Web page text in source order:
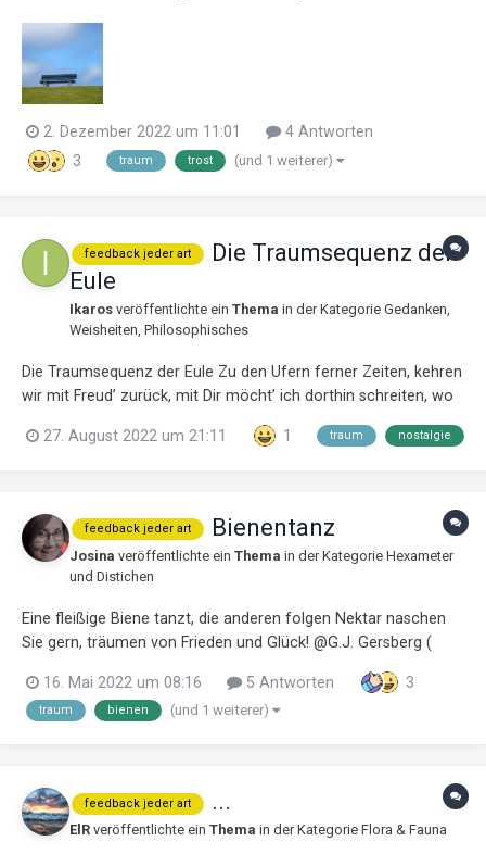
am Horizont wer hat sich den Schwung meiner Schritte
geborgt?
2. Dezember 2022 um 11:01
4 Antworten
3
traum trost (und 1 weiterer)
feedback jeder art
Die Traumsequenz der
Eule
Ikaros veröffentlichte ein Thema in der Kategorie Gedanken,
Weisheiten, Philosophisches
Die Traumsequenz der Eule Zu den Ufern ferner Zeiten, kehren
wir mit Freud’ zurück, mit Dir möcht’ ich dorthin schreiten, wo
Sternenzeit, die Suche nach Geborgenheit, das Vergehen und
27. August 2022 um 21:11 1 traum nostalgie
feedback jeder art Bienentanz
Josina veröffentlichte ein Thema in der Kategorie Hexameter
und Distichen
Eine fleißige Biene tanzt, die anderen folgen Nektar naschen
Sie gern, träumen von Frieden und Glück! @G.J. Gersberg (
wissenschaftlich erwiesen, dass sie auch wie wir Menschen
schlafen, träumen. Mit ihrem Tanz...
16. Mai 2022 um 08:16 5 Antworten 3
traum bienen (und 1 weiterer)
feedback jeder art ...
ElR veröffentlichte ein Thema in der Kategorie Flora & Fauna